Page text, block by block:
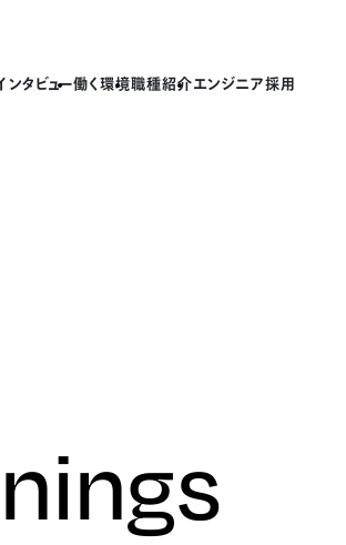
ンタビュー働く環境職種紹介エンジニア採用